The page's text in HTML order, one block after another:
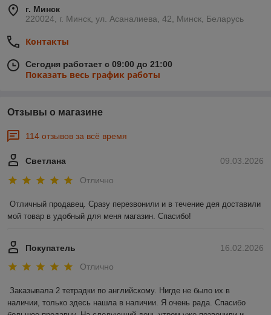
г. Минск
220024, г. Минск, ул. Асаналиева, 42, Минск, Беларусь
Контакты
Сегодня работает с 09:00 до 21:00
Показать весь график работы
Отзывы о магазине
114 отзывов за всё время
09.03.2026
Светлана
Отлично
Отличный продавец. Сразу перезвонили и в течение дея доставили
мой товар в удобный для меня магазин. Спасибо!
16.02.2026
Покупатель
Отлично
Заказывала 2 тетрадки по английскому. Нигде не было их в
наличии, только здесь нашла в наличии. Я очень рада. Спасибо